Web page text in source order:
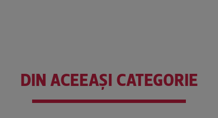
DIN ACEEAȘI CATEGORIE